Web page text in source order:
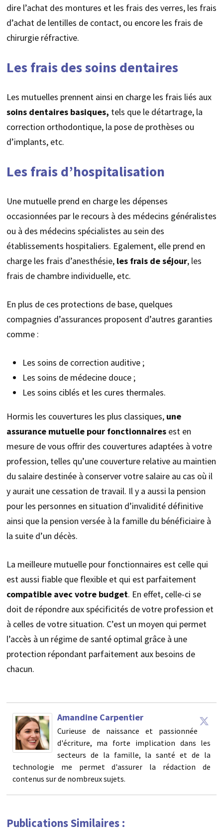
dire l’achat des montures et les frais des verres, les frais
d’achat de lentilles de contact, ou encore les frais de
chirurgie réfractive.
Les frais des soins dentaires
Les mutuelles prennent ainsi en charge les frais liés aux
soins dentaires basiques, tels que le détartrage, la
correction orthodontique, la pose de prothèses ou
d’implants, etc.
Les frais d’hospitalisation
Une mutuelle prend en charge les dépenses
occasionnées par le recours à des médecins généralistes
ou à des médecins spécialistes au sein des
établissements hospitaliers. Egalement, elle prend en
charge les frais d’anesthésie, les frais de séjour, les
frais de chambre individuelle, etc.
En plus de ces protections de base, quelques
compagnies d’assurances proposent d’autres garanties
comme :
Les soins de correction auditive ;
Les soins de médecine douce ;
Les soins ciblés et les cures thermales.
Hormis les couvertures les plus classiques, une
assurance mutuelle pour fonctionnairesest en
mesure de vous offrir des couvertures adaptées à votre
profession, telles qu’une couverture relative au maintien
du salaire destinée à conserver votre salaire au cas où il
y aurait une cessation de travail. Il y a aussi la pension
pour les personnes en situation d’invalidité définitive
ainsi que la pension versée à la famille du bénéficiaire à
la suite d’un décès.
La meilleure mutuelle pour fonctionnaires est celle qui
est aussi fiable que flexible et qui est parfaitement
compatible avec votre budget. En effet, celle-ci se
doit de répondre aux spécificités de votre profession et
à celles de votre situation. C’est un moyen qui permet
l’accès à un régime de santé optimal grâce à une
protection répondant parfaitement aux besoins de
chacun.
Amandine Carpentier
Curieuse de naissance et passionnée
d'écriture, ma forte implication dans les
secteurs de la famille, la santé et de la
technologie me permet d'assurer la rédaction de
contenus sur de nombreux sujets.
Publications Similaires :